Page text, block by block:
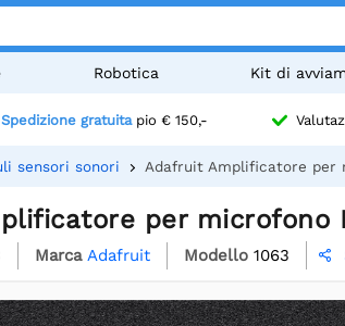
Robotica Kit di
Spedizione gratuitapio € 150,-
sensori sonori Adafruit Amplificatore per
per microfono
Marca Adafruit Modello 1063 